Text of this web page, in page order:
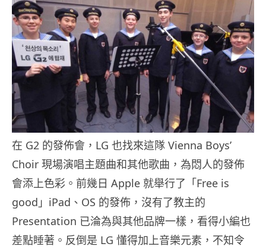
在 G2 的發佈會，LG 也找來這隊 Vienna Boys’
Choir 現場演唱主題曲和其他歌曲，為悶人的發佈
會添上色彩。前幾日 Apple 就舉行了「Free is
good」iPad、OS 的發佈，沒有了教主的
Presentation 已淪為與其他品牌一樣，看得小編也
差點睡著。反倒是 LG 懂得加上音樂元素，不知令